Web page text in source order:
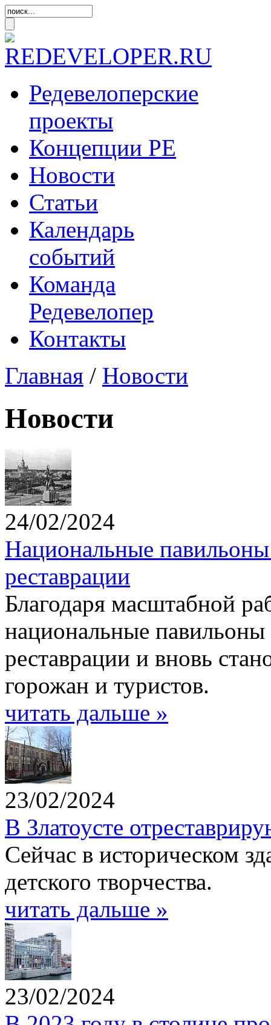
Редевелоперские
проекты
Концепции РЕ
Новости
Статьи
Календарь
событий
Команда
Редевелопер
Контакты
Главная / Новости
Новости
24/02/2024
Национальные
реставрации
Благодаря масштабной
национальные
реставрации и вновь
горожан и туристов.
читать дальше »
23/02/2024
В Златоусте
Сейчас в историческом
детского творчества.
читать дальше »
23/02/2024